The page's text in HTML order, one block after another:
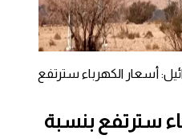
أسعار الكهرباء سترتفع
سترتفع بنسبة